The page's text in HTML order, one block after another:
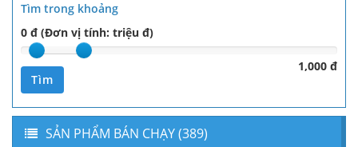
Tìm trong khoảng
0 đ (Đơn vị tính: triệu đ)
1,000 đ
Tìm
SẢN PHẨM BÁN CHẠY (389)